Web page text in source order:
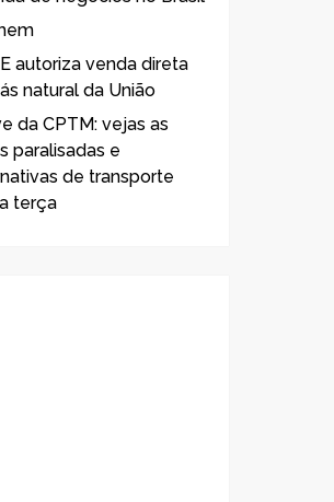
autoriza venda direta
natural da União
da CPTM: vejas as
paralisadas e
de transporte
terça